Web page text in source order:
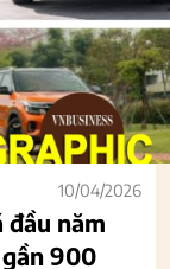
10/04/2026
đầu năm
gần 900